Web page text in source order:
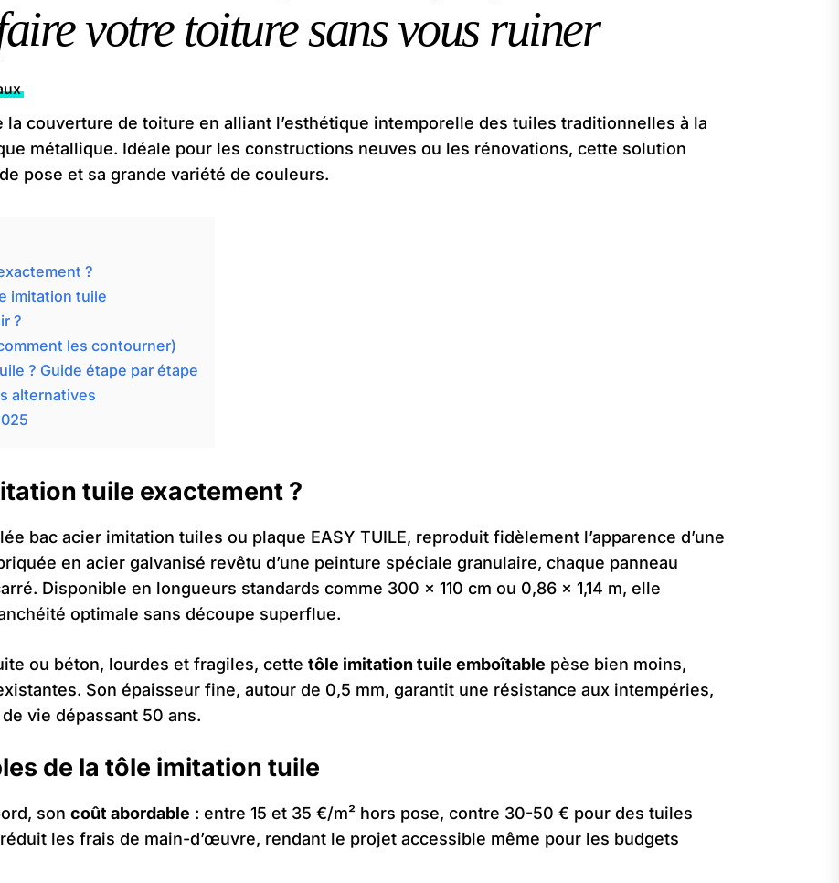
votre toiture sans vous ruiner
la couverture de toiture en alliant l’esthétique intemporelle des tuiles traditionnelles à la
métallique. Idéale pour les constructions neuves ou les rénovations, cette solution
pose et sa grande variété de couleurs.
?
imitation tuile
?
les contourner)
? Guide étape par étape
alternatives
tuile exactement ?
bac acier imitation tuiles ou plaque EASY TUILE, reproduit fidèlement l’apparence d’une
en acier galvanisé revêtu d’une peinture spéciale granulaire, chaque panneau
Disponible en longueurs standards comme 300 x 110 cm ou 0,86 x 1,14 m, elle
optimale sans découpe superflue.
ou béton, lourdes et fragiles, cette tôle imitation tuile emboîtable pèse bien moins,
Son épaisseur fine, autour de 0,5 mm, garantit une résistance aux intempéries,
vie dépassant 50 ans.
de la tôle imitation tuile
son coût abordable : entre 15 et 35 €/m² hors pose, contre 30-50 € pour des tuiles
les frais de main-d’œuvre, rendant le projet accessible même pour les budgets